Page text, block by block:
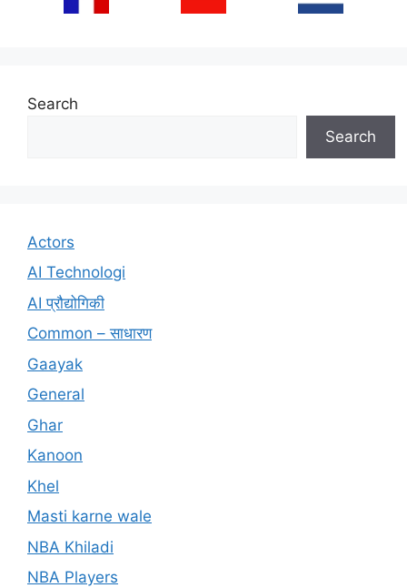
Search
Search
Actors
AI Technologi
AI प्रौद्योगिकी
Common – साधारण
Gaayak
General
Ghar
Kanoon
Khel
Masti karne wale
NBA Khiladi
NBA Players